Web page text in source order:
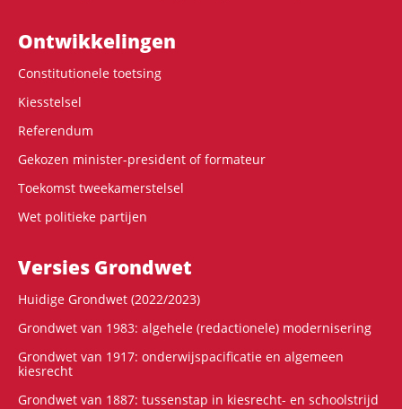
Ontwikke­lingen
Constitutionele toetsing
Kiesstelsel
Referendum
Gekozen minister-president of formateur
Toekomst tweekamerstelsel
Wet politieke partijen
Versies Grondwet
Huidige Grondwet (2022/2023)
Grondwet van 1983: algehele (redactionele) modernisering
Grondwet van 1917: onderwijspacificatie en algemeen
kiesrecht
Grondwet van 1887: tussenstap in kiesrecht- en schoolstrijd